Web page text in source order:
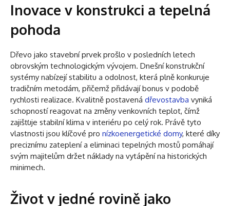
Inovace v konstrukci a tepelná
pohoda
Dřevo jako stavební prvek prošlo v posledních letech
obrovským technologickým vývojem. Dnešní konstrukční
systémy nabízejí stabilitu a odolnost, která plně konkuruje
tradičním metodám, přičemž přidávají bonus v podobě
rychlosti realizace. Kvalitně postavená dřevostavba vyniká
schopností reagovat na změny venkovních teplot, čímž
zajišťuje stabilní klima v interiéru po celý rok. Právě tyto
vlastnosti jsou klíčové pro nízkoenergetické domy, které díky
preciznímu zateplení a eliminaci tepelných mostů pomáhají
svým majitelům držet náklady na vytápění na historických
minimech.
Život v jedné rovině jako